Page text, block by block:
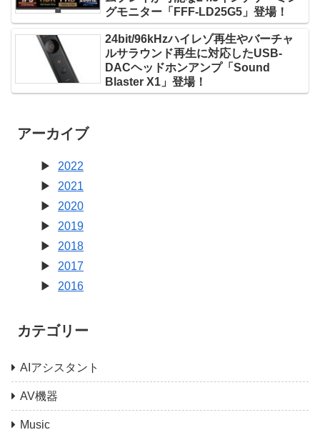
グモニター「FFF-LD25G5」登場！
24bit/96kHzハイレゾ再生やバーチャ
ルサラウンド再生に対応したUSB-
DACヘッドホンアンプ「Sound
Blaster X1」登場！
アーカイブ
2022
2021
2020
2019
2018
2017
2016
カテゴリー
AIアシスタント
AV機器
Music